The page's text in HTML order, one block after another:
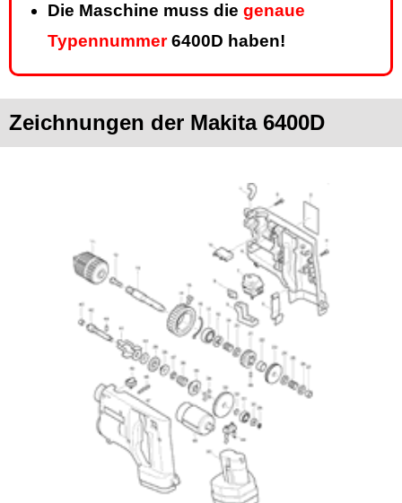
Die Maschine muss die genaue
Typennummer6400D haben!
Zeichnungen der Makita 6400D